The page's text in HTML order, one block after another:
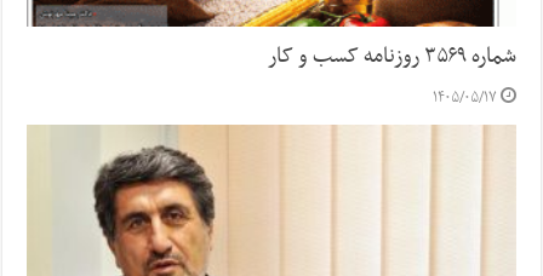
شماره ۳۵۶۹ روزنامه کسب و کار
۱۴۰۵/۰۵/۱۷